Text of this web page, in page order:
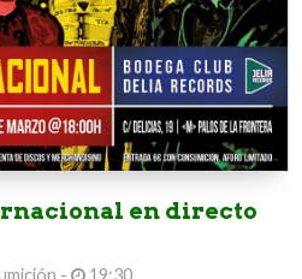
en directo
- 19:30